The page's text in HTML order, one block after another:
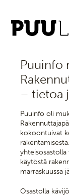
22.1.2026
Puuinfo
– tietoa
Puuinfo oli
kokoontuivat
yhteisosastolla
käytöstä
marraskuussa
Osastolla